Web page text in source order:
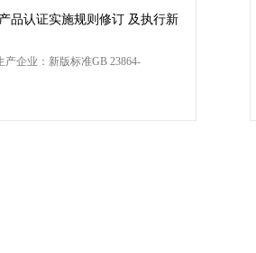
品认证实施规则修订 及执行新
知
企业：新版标准GB 23864-